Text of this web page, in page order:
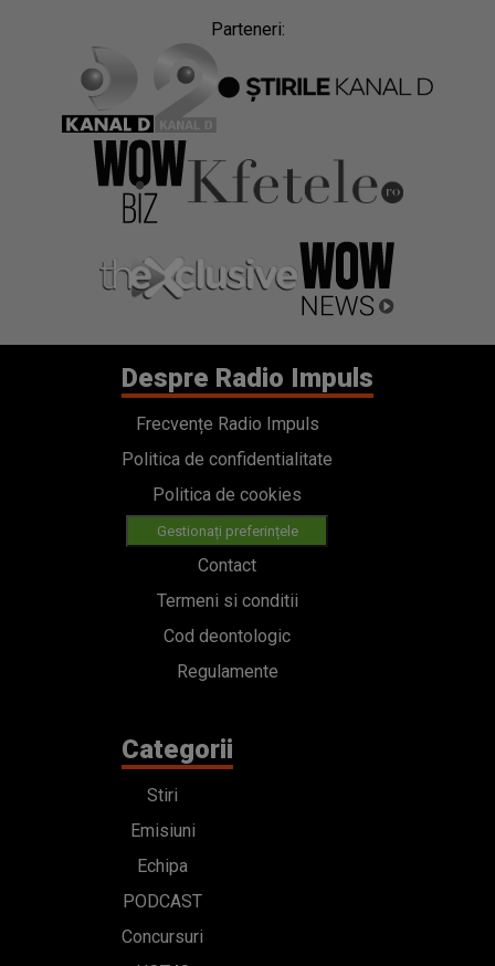
Parteneri:
Despre Radio Impuls
Frecvențe Radio Impuls
Politica de confidentialitate
Politica de cookies
Gestionați preferințele
Contact
Termeni si conditii
Cod deontologic
Regulamente
Categorii
Stiri
Emisiuni
Echipa
PODCAST
Concursuri